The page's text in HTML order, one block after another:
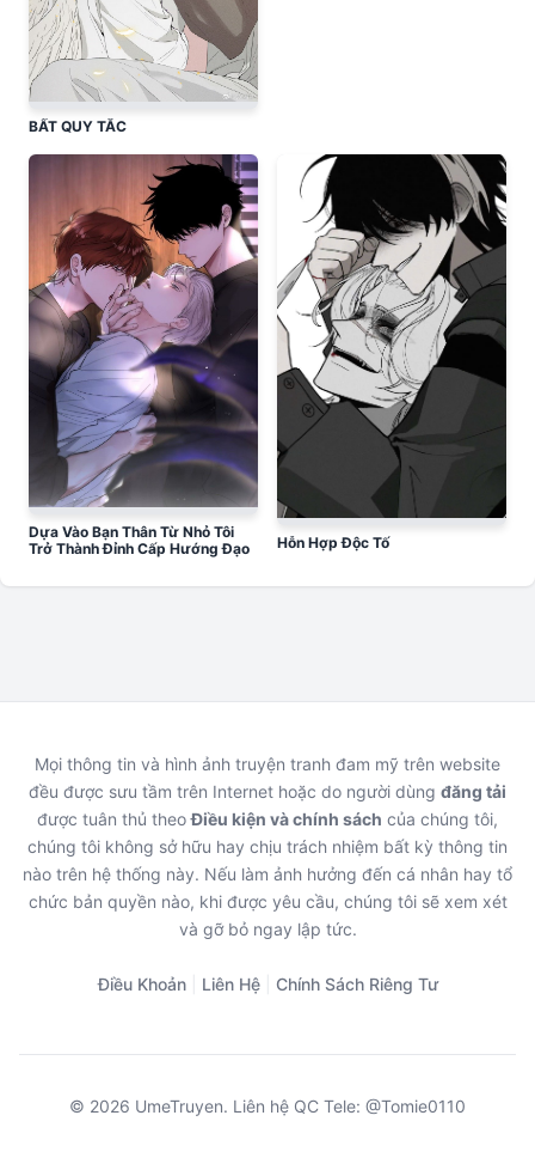
BẤT QUY TẮC
Dựa Vào Bạn Thân Từ Nhỏ Tôi
Trở Thành Đỉnh Cấp Hướng Đạo
Hỗn Hợp Độc Tố
Mọi thông tin và hình ảnh truyện tranh đam mỹ trên website
đều được sưu tầm trên Internet hoặc do người dùng đăng tải
được tuân thủ theoĐiều kiện và chính sách của chúng tôi,
chúng tôi không sở hữu hay chịu trách nhiệm bất kỳ thông tin
nào trên hệ thống này. Nếu làm ảnh hưởng đến cá nhân hay tổ
chức bản quyền nào, khi được yêu cầu, chúng tôi sẽ xem xét
và gỡ bỏ ngay lập tức.
Điều Khoản Liên Hệ Chính Sách Riêng Tư
© 2026 UmeTruyen. Liên hệ QC Tele: @Tomie0110